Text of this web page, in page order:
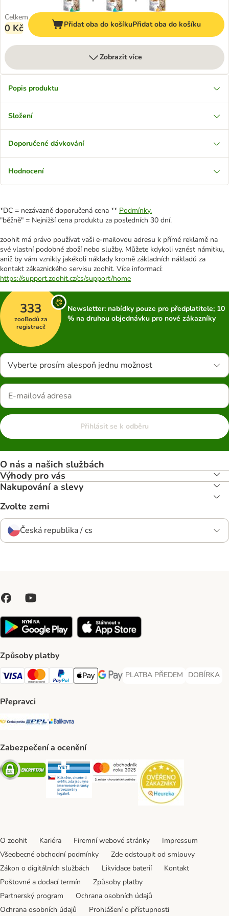
Celkem
0 Kč Přidat oba do košíkuPřidat oba do košíku
Zobrazit více
Popis produktu
Složení
Doporučené dávkování
Hodnocení
*DC = nezávazně doporučená cena ** Podmínky.
"běžně" = Nejnižší cena produktu za posledních 30 dní.
zoohit má právo používat vaši e-mailovou adresu k přímé reklamě na
své vlastní podobné zboží nebo služby. Můžete kdykoli vznést námitku,
aniž by vám vznikly jakékoli náklady kromě základních nákladů za
kontakt zákaznického servisu zoohit. Více informací:
https://support.zoohit.cz/cs/support/home
333
zooBodů za
registraci!
Newsletter: nabídky pouze pro předplatitele; 10
% na druhou objednávku pro nové zákazníky
Vyberte prosím alespoň jednu možnost
Přihlásit se k odběru
O nás a našich službách
Výhody pro vás
Nakupování a slevy
Zvolte zemi
Česká republika / cs
Způsoby platby
Visa Payment Method
Mastercard Payment Method
PayPal Payment Method
Apple pay Payment Method
GooglePay Payment Method
PLATBA PŘEDEM
PLATBA PŘEDEM Payment
DOBÍRKA
DOBÍRKA
Přepravci
Česká pošta Shipping Method
PPL Shipping Method
Balíkovna Shipping Method
Zabezpečení a ocenění
Security Security Security
O zoohit Kariéra Firemní webové stránky
Impressum
Všeobecné obchodní podmínky
Zde odstoupit od smlouvy
Zákon o digitálních službách
Likvidace baterií
Kontakt
Poštovné a dodací termín
Způsoby platby
Partnerský program
Ochrana osobních údajů
Ochrana osobních údajů
Prohlášení o přístupnosti